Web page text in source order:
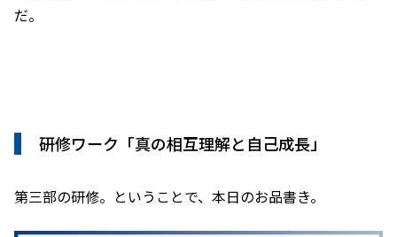
だ。
研修ワーク「真の相互理解と自己成長」
第三部の研修。ということで、本日のお品書き。